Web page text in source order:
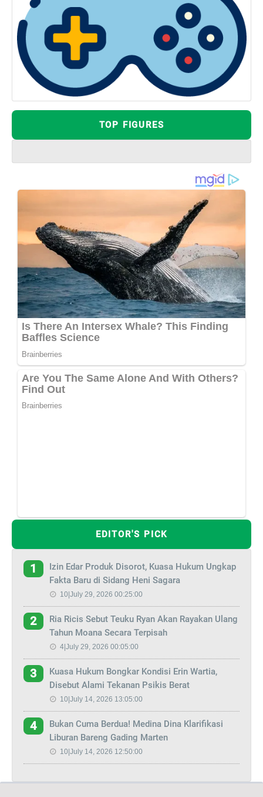
TOP FIGURES
EDITOR'S PICK
1
Izin Edar Produk Disorot, Kuasa Hukum Ungkap
Fakta Baru di Sidang Heni Sagara
10|July 29, 2026 00:25:00
2
Ria Ricis Sebut Teuku Ryan Akan Rayakan Ulang
Tahun Moana Secara Terpisah
4|July 29, 2026 00:05:00
3
Kuasa Hukum Bongkar Kondisi Erin Wartia,
Disebut Alami Tekanan Psikis Berat
10|July 14, 2026 13:05:00
4
Bukan Cuma Berdua! Medina Dina Klarifikasi
Liburan Bareng Gading Marten
10|July 14, 2026 12:50:00